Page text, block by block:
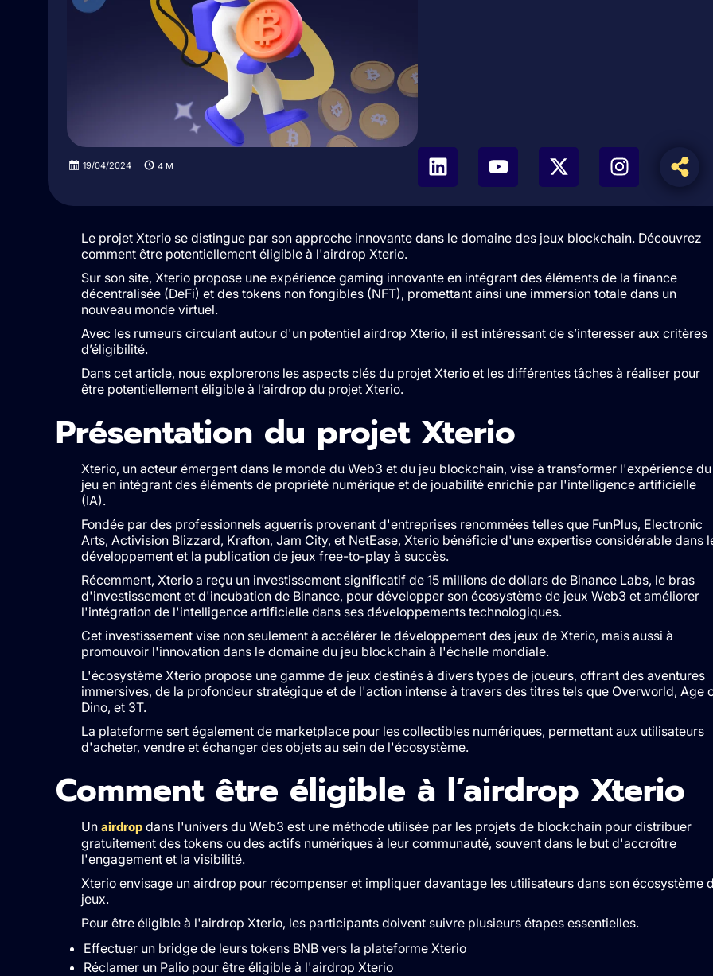
19/04/2024 4 M
Le projet Xterio se distingue par son approche innovante dans le domaine des jeux blockchain. Découvrez
comment être potentiellement éligible à l'airdrop Xterio.
Sur son site, Xterio propose une expérience gaming innovante en intégrant des éléments de la finance
décentralisée (DeFi) et des tokens non fongibles (NFT), promettant ainsi une immersion totale dans un
nouveau monde virtuel.
Avec les rumeurs circulant autour d'un potentiel airdrop Xterio, il est intéressant de s’interesser aux critères
d’éligibilité.
Dans cet article, nous explorerons les aspects clés du projet Xterio et les différentes tâches à réaliser pour
être potentiellement éligible à l’airdrop du projet Xterio.
Présentation du projet Xterio
Xterio, un acteur émergent dans le monde du Web3 et du jeu blockchain, vise à transformer l'expérience du
jeu en intégrant des éléments de propriété numérique et de jouabilité enrichie par l'intelligence artificielle
(IA).
Fondée par des professionnels aguerris provenant d'entreprises renommées telles que FunPlus, Electronic
Arts, Activision Blizzard, Krafton, Jam City, et NetEase, Xterio bénéficie d'une expertise considérable dans
développement et la publication de jeux free-to-play à succès.
Récemment, Xterio a reçu un investissement significatif de 15 millions de dollars de Binance Labs, le bras
d'investissement et d'incubation de Binance, pour développer son écosystème de jeux Web3 et améliorer
l'intégration de l'intelligence artificielle dans ses développements technologiques.
Cet investissement vise non seulement à accélérer le développement des jeux de Xterio, mais aussi à
promouvoir l'innovation dans le domaine du jeu blockchain à l'échelle mondiale.
L'écosystème Xterio propose une gamme de jeux destinés à divers types de joueurs, offrant des aventures
immersives, de la profondeur stratégique et de l'action intense à travers des titres tels que Overworld, Age
Dino, et 3T.
La plateforme sert également de marketplace pour les collectibles numériques, permettant aux utilisateurs
d'acheter, vendre et échanger des objets au sein de l'écosystème.
Comment être éligible à l’airdrop Xterio
Un airdropdans l'univers du Web3 est une méthode utilisée par les projets de blockchain pour distribuer
gratuitement des tokens ou des actifs numériques à leur communauté, souvent dans le but d'accroître
l'engagement et la visibilité.
Xterio envisage un airdrop pour récompenser et impliquer davantage les utilisateurs dans son écosystème
jeux.
Pour être éligible à l'airdrop Xterio, les participants doivent suivre plusieurs étapes essentielles.
Effectuer un bridge de leurs tokens BNB vers la plateforme Xterio
Réclamer un Palio pour être éligible à l'airdrop Xterio